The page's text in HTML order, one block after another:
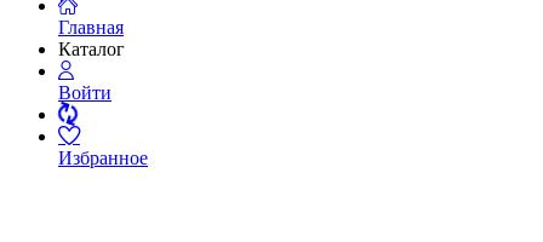
Главная
Каталог
Войти
Избранное